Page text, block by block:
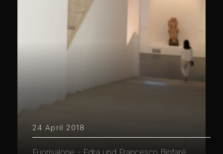
24 April 2018
Fuorisalone - Edra und Francesco Binfaré